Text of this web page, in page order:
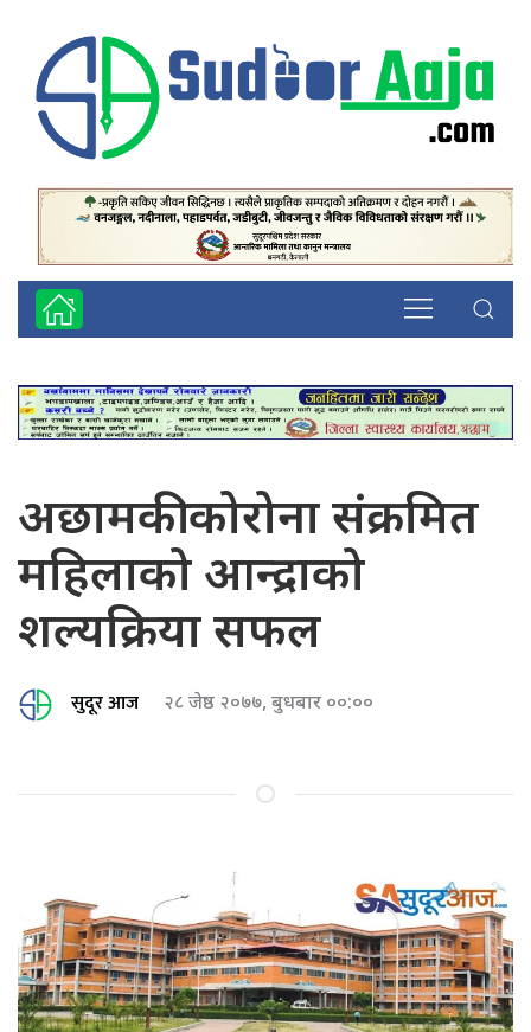
अछामकी कोरोना संक्रमित
महिलाको आन्द्राको
शल्यक्रिया सफल
सुदूर आज २८ जेष्ठ २०७७, बुधबार ००:००